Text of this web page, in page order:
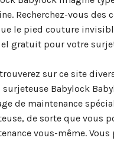
Recherchez-vous
le pied couture
gratuit pour votre
sur ce site
surjeteuse Babylock
de maintenance
de sorte que vous
vous-même.